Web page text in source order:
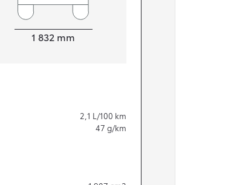
Leveys
1 832 mm
2,1 L/100 km
47 g/km